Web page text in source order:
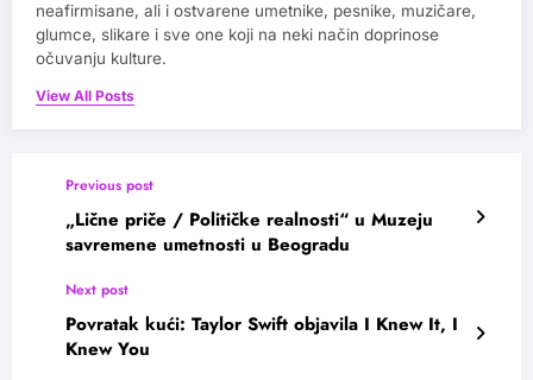
neafirmisane, ali i ostvarene umetnike, pesnike, muzičare,
glumce, slikare i sve one koji na neki način doprinose
očuvanju kulture.
View All Posts
Previous post
„Lične priče / Političke realnosti“ u Muzeju
savremene umetnosti u Beogradu
Next post
Povratak kući: Taylor Swift objavila I Knew It, I
Knew You